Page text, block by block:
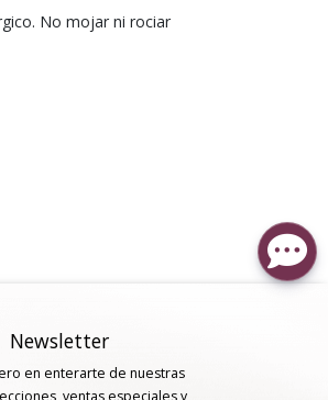
No mojar ni rociar
Newsletter
en enterarte de nuestras
ventas especiales y